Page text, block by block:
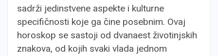
sadrži jedinstvene aspekte i kulturne
specifičnosti koje ga čine posebnim. Ovaj
horoskop se sastoji od dvanaest životinjskih
znakova, od kojih svaki vlada jednom